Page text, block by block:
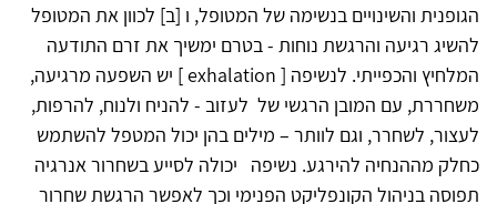
הגופנית והשינויים בנשימה של המטופל, ו [ב] לכוון את המטופל
להשיג רגיעה והרגשת נוחות - בטרם ימשיך את זרם התודעה
המלחיץ והכפייתי. לנשיפה [ exhalation ] יש השפעה מרגיעה,
משחררת, עם המובן הרגשי של לעזוב - להניח ולנוח, להרפות,
לעצור, לשחרר, וגם לוותר – מילים בהן יכול המטפל להשתמש
כחלק מההנחיה להירגע. נשיפה יכולה לסייע בשחרור אנרגיה
תפוסה בניהול הקונפליקט הפנימי וכך לאפשר הרגשת שחרור